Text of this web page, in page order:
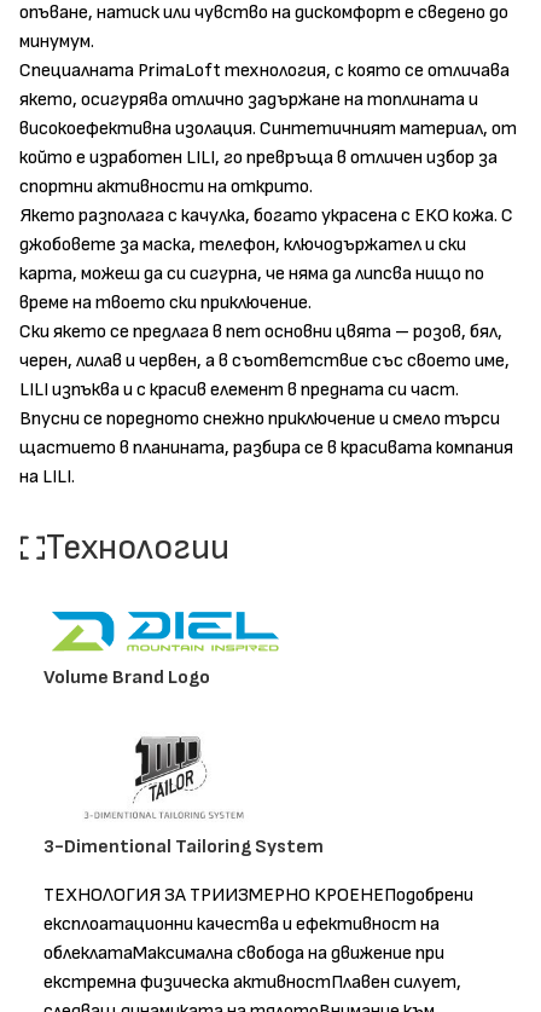
опъване, натиск или чувство на дискомфорт е сведено до
минумум.
Специалната PrimaLoft технология, с която се отличава
якето, осигурява отлично задържане на топлината и
високоефективна изолация. Синтетичният материал, от
който е изработен LILI, го превръща в отличен избор за
спортни активности на открито.
Якето разполага с качулка, богато украсена с ЕКО кожа. С
джобовете за маска, телефон, ключодържател и ски
карта, можеш да си сигурна, че няма да липсва нищо по
време на твоето ски приключение.
Ски якето се предлага в пет основни цвята – розов, бял,
черен, лилав и червен, а в съответствие със своето име,
LILI изпъква и с красив елемент в предната си част.
Впусни се поредното снежно приключение и смело търси
щастието в планината, разбира се в красивата компания
на LILI.
Технологии
Volume Brand Logo
3-Dimentional Tailoring System
ТЕХНОЛОГИЯ ЗА ТРИИЗМЕРНО КРОЕНЕПодобрени
експлоатационни качества и ефективност на
облеклатаМаксимална свобода на движение при
екстремна физическа активностПлавен силует,